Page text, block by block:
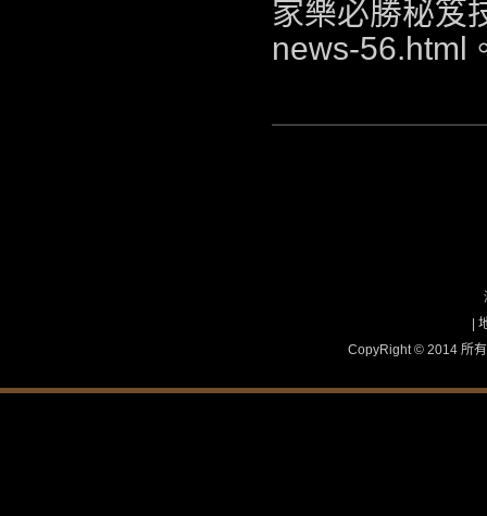
家樂必勝秘笈
news-56.html
|
CopyRight © 2014 所